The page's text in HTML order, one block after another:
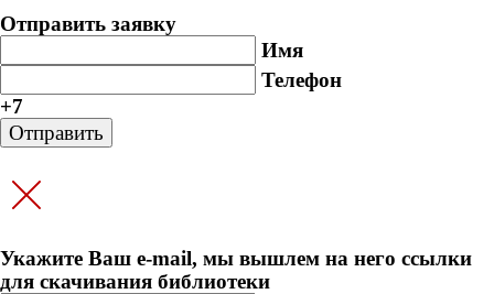
Отправить заявку
Имя
Телефон
+7
Укажите Ваш e-mail, мы вышлем на него ссылки
для скачивания библиотеки